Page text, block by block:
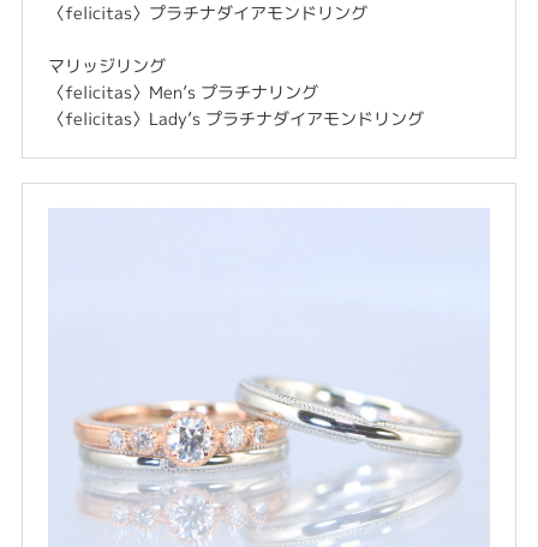
〈felicitas〉プラチナダイアモンドリング
マリッジリング
〈felicitas〉Men’s プラチナリング
〈felicitas〉Lady’s プラチナダイアモンドリング